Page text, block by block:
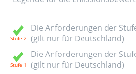
Die Anforderungen der
(gilt nur für Deutschland)
Die Anforderungen der
(gilt nur für Deutschland)